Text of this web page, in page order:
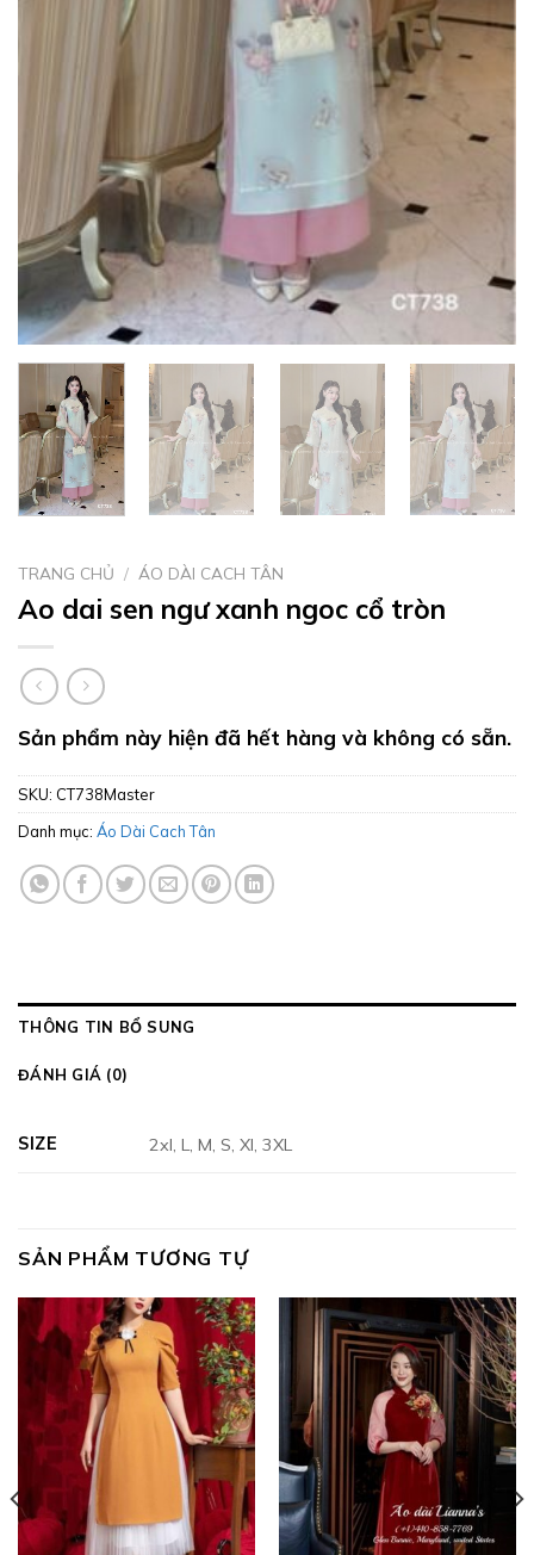
TRANG CHỦ / ÁO DÀI CACH TÂN
Ao dai sen ngư xanh ngoc cổ tròn
Sản phẩm này hiện đã hết hàng và không có sẵn.
SKU: CT738Master
Danh mục: Áo Dài Cach Tân
THÔNG TIN BỔ SUNG
ĐÁNH GIÁ (0)
SIZE 2xl, L, M, S, Xl, 3XL
SẢN PHẨM TƯƠNG TỰ